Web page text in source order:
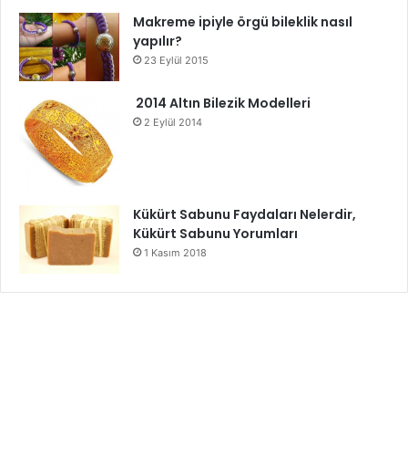
Makreme ipiyle örgü bileklik nasıl
yapılır?
23 Eylül 2015
2014 Altın Bilezik Modelleri
2 Eylül 2014
Kükürt Sabunu Faydaları Nelerdir,
Kükürt Sabunu Yorumları
1 Kasım 2018